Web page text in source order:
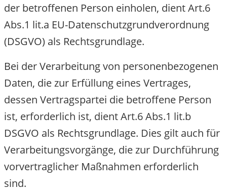
der betroffenen Person einholen, dient Art.6
Abs.1 lit.a EU-Datenschutzgrundverordnung
(DSGVO) als Rechtsgrundlage.
Bei der Verarbeitung von personenbezogenen
Daten, die zur Erfüllung eines Vertrages,
dessen Vertragspartei die betroffene Person
ist, erforderlich ist, dient Art.6 Abs.1 lit.b
DSGVO als Rechtsgrundlage. Dies gilt auch für
Verarbeitungsvorgänge, die zur Durchführung
vorvertraglicher Maßnahmen erforderlich
sind.